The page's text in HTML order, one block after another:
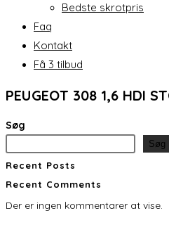
Bedste skrotpris
Faq
Kontakt
Få 3 tilbud
PEUGEOT 308 1,6 HDI
Søg
Søg
Recent Posts
Recent Comments
Der er ingen kommentarer at vise.